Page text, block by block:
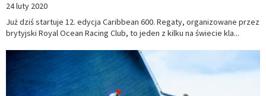
24 luty 2020
Już dziś startuje 12. edycja Caribbean 600. Regaty, organizowane przez
brytyjski Royal Ocean Racing Club, to jeden z kilku na świecie kla...